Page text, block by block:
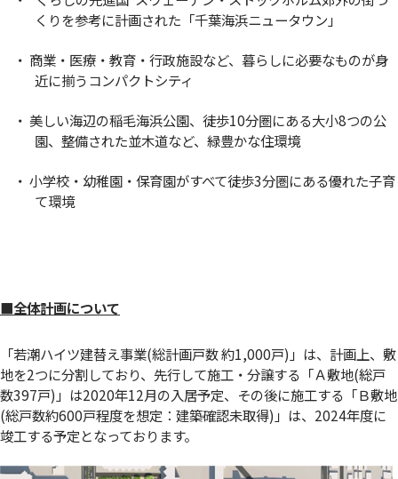
くりを参考に計画された「千葉海浜ニュータウン」
・ 商業・医療・教育・行政施設など、暮らしに必要なものが身
近に揃うコンパクトシティ
・ 美しい海辺の稲毛海浜公園、徒歩10分圏にある大小8つの公
園、整備された並木道など、緑豊かな住環境
・ 小学校・幼稚園・保育園がすべて徒歩3分圏にある優れた子育
て環境
■全体計画について
「若潮ハイツ建替え事業(総計画戸数 約1,000戸)」は、計画上、敷
地を2つに分割しており、先行して施工・分譲する「Ａ敷地(総戸
数397戸)」は2020年12月の入居予定、その後に施工する「Ｂ敷地
(総戸数約600戸程度を想定：建築確認未取得)」は、2024年度に
竣工する予定となっております。